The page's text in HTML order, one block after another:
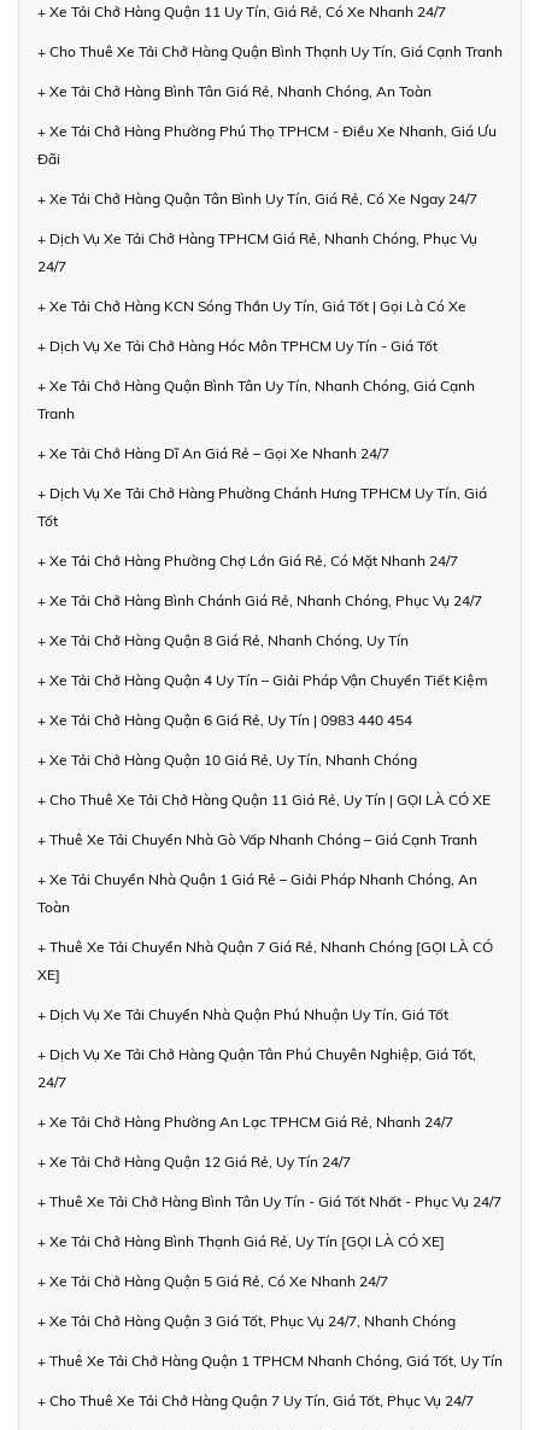
+ Xe Tải Chở Hàng Quận 11 Uy Tín, Giá Rẻ, Có Xe Nhanh 24/7
+ Cho Thuê Xe Tải Chở Hàng Quận Bình Thạnh Uy Tín, Giá Cạnh Tranh
+ Xe Tải Chở Hàng Bình Tân Giá Rẻ, Nhanh Chóng, An Toàn
+ Xe Tải Chở Hàng Phường Phú Thọ TPHCM - Điều Xe Nhanh, Giá Ưu
Đãi
+ Xe Tải Chở Hàng Quận Tân Bình Uy Tín, Giá Rẻ, Có Xe Ngay 24/7
+ Dịch Vụ Xe Tải Chở Hàng TPHCM Giá Rẻ, Nhanh Chóng, Phục Vụ
24/7
+ Xe Tải Chở Hàng KCN Sóng Thần Uy Tín, Giá Tốt | Gọi Là Có Xe
+ Dịch Vụ Xe Tải Chở Hàng Hóc Môn TPHCM Uy Tín - Giá Tốt
+ Xe Tải Chở Hàng Quận Bình Tân Uy Tín, Nhanh Chóng, Giá Cạnh
Tranh
+ Xe Tải Chở Hàng Dĩ An Giá Rẻ – Gọi Xe Nhanh 24/7
+ Dịch Vụ Xe Tải Chở Hàng Phường Chánh Hưng TPHCM Uy Tín, Giá
Tốt
+ Xe Tải Chở Hàng Phường Chợ Lớn Giá Rẻ, Có Mặt Nhanh 24/7
+ Xe Tải Chở Hàng Bình Chánh Giá Rẻ, Nhanh Chóng, Phục Vụ 24/7
+ Xe Tải Chở Hàng Quận 8 Giá Rẻ, Nhanh Chóng, Uy Tín
+ Xe Tải Chở Hàng Quận 4 Uy Tín – Giải Pháp Vận Chuyển Tiết Kiệm
+ Xe Tải Chở Hàng Quận 6 Giá Rẻ, Uy Tín | 0983 440 454
+ Xe Tải Chở Hàng Quận 10 Giá Rẻ, Uy Tín, Nhanh Chóng
+ Cho Thuê Xe Tải Chở Hàng Quận 11 Giá Rẻ, Uy Tín | GỌI LÀ CÓ XE
+ Thuê Xe Tải Chuyển Nhà Gò Vấp Nhanh Chóng – Giá Cạnh Tranh
+ Xe Tải Chuyển Nhà Quận 1 Giá Rẻ – Giải Pháp Nhanh Chóng, An
Toàn
+ Thuê Xe Tải Chuyển Nhà Quận 7 Giá Rẻ, Nhanh Chóng [GỌI LÀ CÓ
XE]
+ Dịch Vụ Xe Tải Chuyển Nhà Quận Phú Nhuận Uy Tín, Giá Tốt
+ Dịch Vụ Xe Tải Chở Hàng Quận Tân Phú Chuyên Nghiệp, Giá Tốt,
24/7
+ Xe Tải Chở Hàng Phường An Lạc TPHCM Giá Rẻ, Nhanh 24/7
+ Xe Tải Chở Hàng Quận 12 Giá Rẻ, Uy Tín 24/7
+ Thuê Xe Tải Chở Hàng Bình Tân Uy Tín - Giá Tốt Nhất - Phục Vụ 24/7
+ Xe Tải Chở Hàng Bình Thạnh Giá Rẻ, Uy Tín [GỌI LÀ CÓ XE]
+ Xe Tải Chở Hàng Quận 5 Giá Rẻ, Có Xe Nhanh 24/7
+ Xe Tải Chở Hàng Quận 3 Giá Tốt, Phục Vụ 24/7, Nhanh Chóng
+ Thuê Xe Tải Chở Hàng Quận 1 TPHCM Nhanh Chóng, Giá Tốt, Uy Tín
+ Cho Thuê Xe Tải Chở Hàng Quận 7 Uy Tín, Giá Tốt, Phục Vụ 24/7